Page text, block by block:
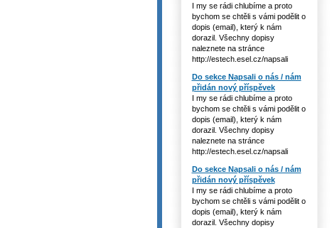
I my se rádi chlubíme a proto
bychom se chtěli s vámi podělit o
dopis (email), který k nám
dorazil. Všechny dopisy
naleznete na stránce
http://estech.esel.cz/napsali
Do sekce Napsali o nás / nám
přidán nový příspěvek
I my se rádi chlubíme a proto
bychom se chtěli s vámi podělit o
dopis (email), který k nám
dorazil. Všechny dopisy
naleznete na stránce
http://estech.esel.cz/napsali
Do sekce Napsali o nás / nám
přidán nový příspěvek
I my se rádi chlubíme a proto
bychom se chtěli s vámi podělit o
dopis (email), který k nám
dorazil. Všechny dopisy